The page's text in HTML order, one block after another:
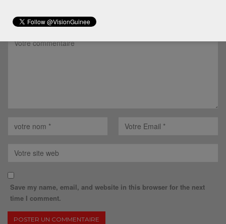
Votre adresse email ne sera pas publiée.
Save my name, email, and website in this browser for the next
time I comment.